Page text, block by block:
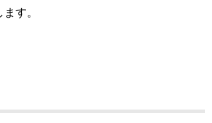
す。